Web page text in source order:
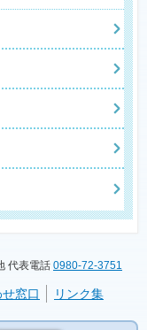
代表電話 0980-72-3751
窓口 リンク集